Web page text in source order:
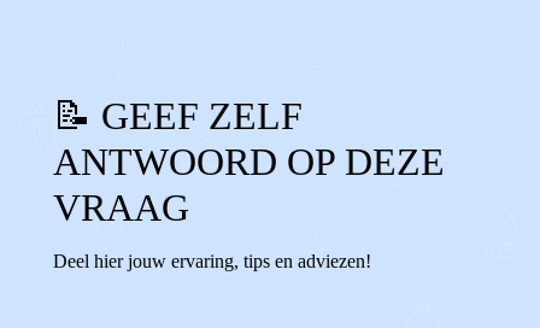
📝 GEEF ZELF
ANTWOORD OP DEZE
VRAAG
Deel hier jouw ervaring, tips en adviezen!